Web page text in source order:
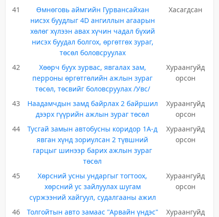
41
Өмнөговь аймгийн Гурвансайхан
нисэх буудлыг 4D ангиллын агаарын
хөлөг хүлээн авах хүчин чадал бүхий
нисэх буудал болгох, өргөтгөх зураг,
төсөл боловсруулах
Хасагдсан
42
Хөөрч буух зурвас, явгалах зам,
перроны өргөтгөлийн ажлын зураг
төсөл, төсвийг боловсруулах /Увс/
Хураангуйд
орсон
43
Наадамчдын замд байрлах 2 байршил
дээрх гүүрийн ажлын зураг төсөл
Хураангуйд
орсон
44
Тусгай замын автобусны коридор 1А-д
явган хүнд зориулсан 2 түвшний
гарцыг шинээр барих ажлын зураг
төсөл
Хураангуйд
орсон
45
Хөрсний усны ундаргыг тогтоох,
хөрсний ус зайлуулах шугам
сүржээний хайгуул, судалгааны ажил
Хураангуйд
орсон
46
Толгойтын авто замаас "Арвайн үндэс"
Хураангуйд